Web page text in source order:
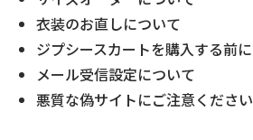
衣装のお直しについて
ジプシースカートを購入する前に
メール受信設定について
悪質な偽サイトにご注意ください